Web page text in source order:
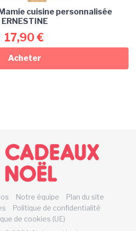
cuisine personnalisée
ERNESTINE
17,90€
Acheter
Notre équipe
Plan du site
Politique de confidentialité
de cookies (UE)